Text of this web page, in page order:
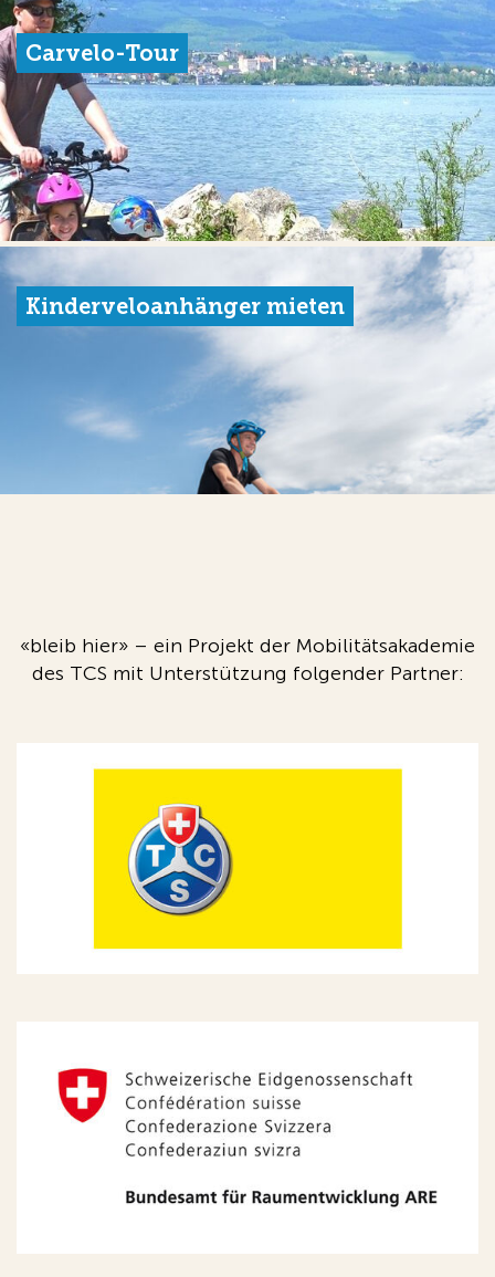
Carvelo-Tour
Kinderveloanhänger mieten
«bleib hier» – ein Projekt der Mobilitätsakademie
des TCS mit Unterstützung folgender Partner: